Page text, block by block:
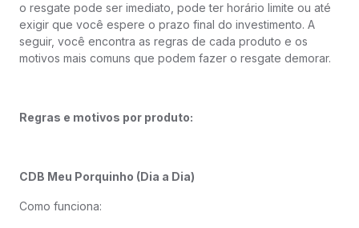
o resgate pode ser imediato, pode ter horário limite ou até
exigir que você espere o prazo final do investimento. A
seguir, você encontra as regras de cada produto e os
motivos mais comuns que podem fazer o resgate demorar.
Regras e motivos por produto:
CDB Meu Porquinho (Dia a Dia)
Como funciona: